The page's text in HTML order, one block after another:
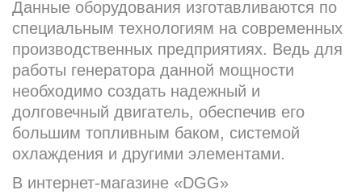
Данные оборудования изготавливаются по
специальным технологиям на современных
производственных предприятиях. Ведь для
работы генератора данной мощности
необходимо создать надежный и
долговечный двигатель, обеспечив его
большим топливным баком, системой
охлаждения и другими элементами.
В интернет-магазине «DGG»